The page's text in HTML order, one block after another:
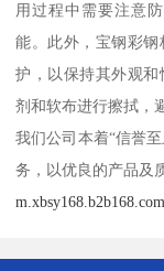
用过程中需要注意
能。此外，宝钢彩
护，以保持其外观
剂和软布进行擦拭，
我们公司本着“信誉
务，以优良的产品及
m.xbsy168.b2b168.com